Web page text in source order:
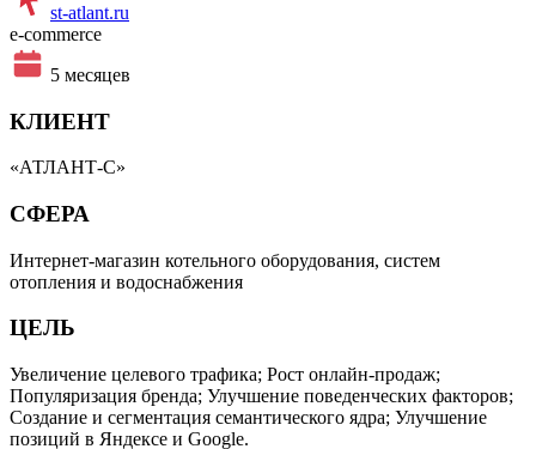
st-atlant.ru
e-commerce
5 месяцев
КЛИЕНТ
«АТЛАНТ-С»
СФЕРА
Интернет-магазин котельного оборудования, систем
отопления и водоснабжения
ЦЕЛЬ
Увеличение целевого трафика; Рост онлайн-продаж;
Популяризация бренда; Улучшение поведенческих факторов;
Создание и сегментация семантического ядра; Улучшение
позиций в Яндексе и Google.